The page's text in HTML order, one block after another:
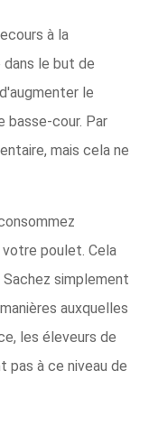
à la
le but de
le
basse-cour. Par
mais cela ne
poulet. Cela
simplement
auxquelles
les éleveurs de
à ce niveau de